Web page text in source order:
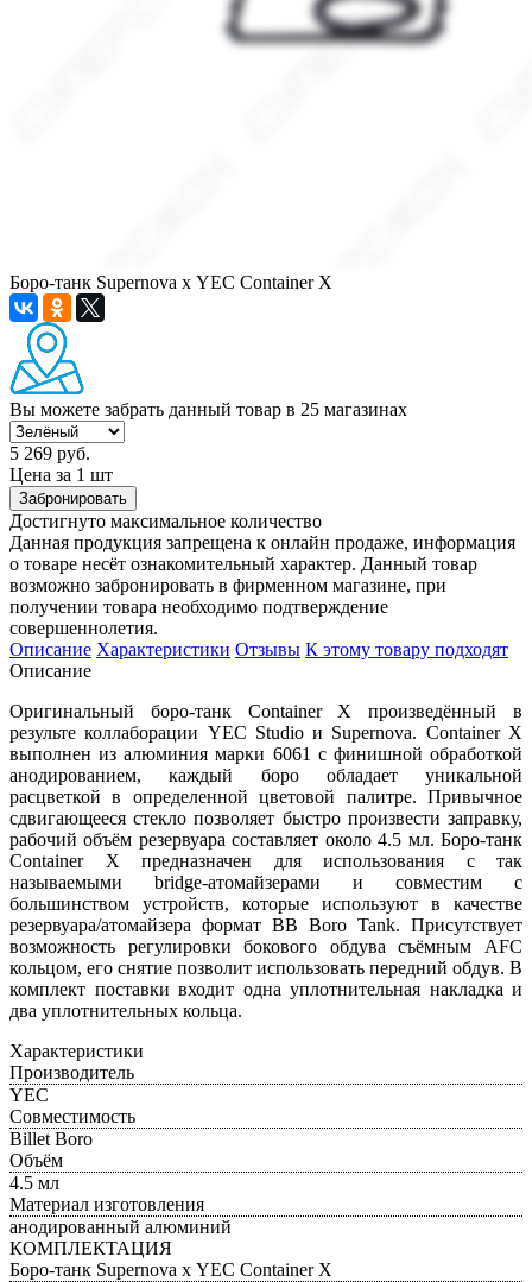
Боро-танк Supernova х YEC Container X
Вы можете забрать данный товар в 25 магазинах
5 269 руб.
Цена за 1 шт
Забронировать
Достигнуто максимальное количество
Данная продукция запрещена к онлайн продаже, информация
о товаре несёт ознакомительный характер. Данный товар
возможно забронировать в фирменном магазине, при
получении товара необходимо подтверждение
совершеннолетия.
Описание Характеристики Отзывы К этому товару подходят
Описание
Оригинальный боро-танк Container X произведённый в
результе коллаборации YEC Studio и Supernova. Container X
выполнен из алюминия марки 6061 с финишной обработкой
анодированием, каждый боро обладает уникальной
расцветкой в определенной цветовой палитре. Привычное
сдвигающееся стекло позволяет быстро произвести заправку,
рабочий объём резервуара составляет около 4.5 мл. Боро-танк
Container X предназначен для использования с так
называемыми bridge-атомайзерами и совместим с
большинством устройств, которые используют в качестве
резервуара/атомайзера формат BB Boro Tank. Присутствует
возможность регулировки бокового обдува съёмным AFC
кольцом, его снятие позволит использовать передний обдув. В
комплект поставки входит одна уплотнительная накладка и
два уплотнительных кольца.
Характеристики
Производитель
YEC
Совместимость
Billet Boro
Объём
4.5 мл
Материал изготовления
анодированный алюминий
КОМПЛЕКТАЦИЯ
Боро-танк Supernova х YEC Container X